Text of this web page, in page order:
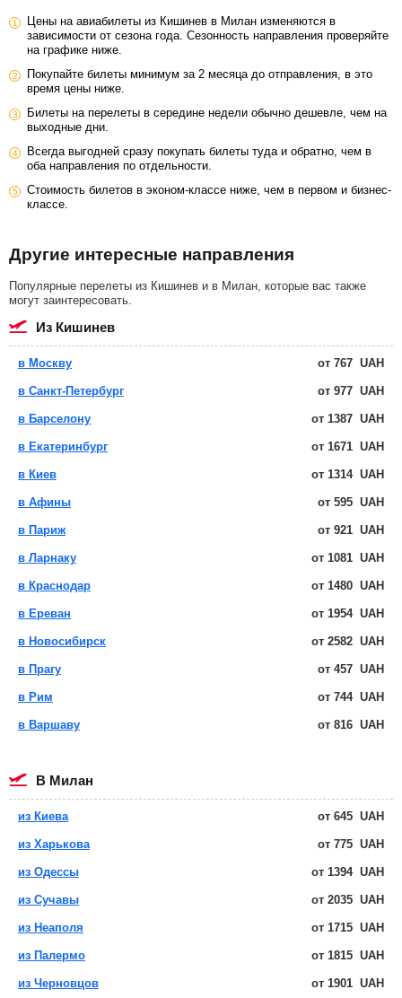
Цены на авиабилеты из Кишинев в Милан изменяются в
зависимости от сезона года. Сезонность направления проверяйте
на графике ниже.
Покупайте билеты минимум за 2 месяца до отправления, в это
время цены ниже.
Билеты на перелеты в середине недели обычно дешевле, чем на
выходные дни.
Всегда выгодней сразу покупать билеты туда и обратно, чем в
оба направления по отдельности.
Стоимость билетов в эконом-классе ниже, чем в первом и бизнес-
классе.
Другие интересные направления
Популярные перелеты из Кишинев и в Милан, которые вас также
могут заинтересовать.
из Кишинев
в Москву от 767 UAH
в Санкт-Петербург от 977 UAH
в Барселону от 1387 UAH
в Екатеринбург от 1671 UAH
в Киев от 1314 UAH
в Афины от 595 UAH
в Париж от 921 UAH
в Ларнаку от 1081 UAH
в Краснодар от 1480 UAH
в Ереван от 1954 UAH
в Новосибирск от 2582 UAH
в Прагу от 457 UAH
в Рим от 744 UAH
в Варшаву от 816 UAH
в Милан
из Киева от 645 UAH
из Харькова от 775 UAH
из Одессы от 1394 UAH
из Сучавы от 2035 UAH
из Неаполя от 1715 UAH
из Палермо от 1815 UAH
из Черновцов от 1901 UAH